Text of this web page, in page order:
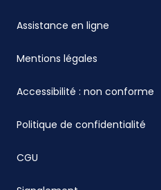
Assistance en ligne
Mentions légales
Accessibilité : non conforme
Politique de confidentialité
CGU